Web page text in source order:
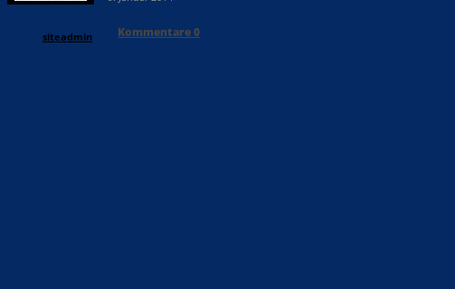
siteadmin Kommentare0